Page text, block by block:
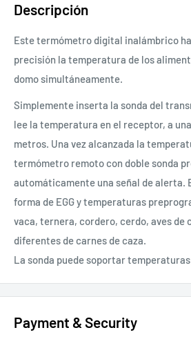
Descripción
Este termómetro digital inalámbrico
precisión la temperatura de los
domo simultáneamente.
Simplemente inserta la sonda del
lee la temperatura en el receptor, a
metros. Una vez alcanzada la
termómetro remoto con doble sonda
automáticamente una señal de alerta.
forma de EGG y temperaturas
vaca, ternera, cordero, cerdo, aves de
diferentes de carnes de caza.
La sonda puede soportar temperaturas
Payment & Security